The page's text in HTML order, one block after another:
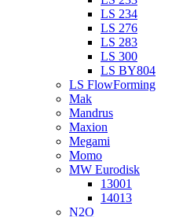
LS 234
LS 276
LS 283
LS 300
LS BY804
LS FlowForming
Mak
Mandrus
Maxion
Megami
Momo
MW Eurodisk
13001
14013
N2O